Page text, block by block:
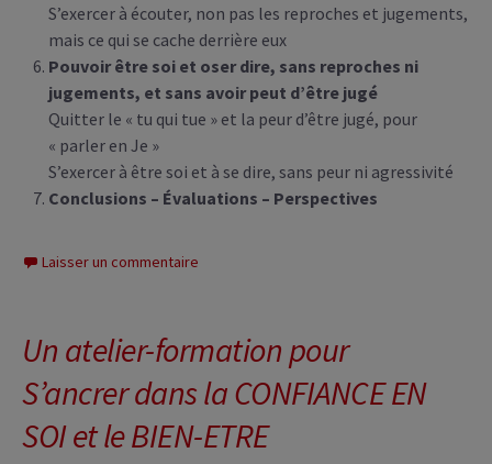
S’exercer à écouter, non pas les reproches et jugements,
mais ce qui se cache derrière eux
Pouvoir être soi et oser dire, sans reproches ni
jugements, et sans avoir peut d’être jugé
Quitter le « tu qui tue » et la peur d’être jugé, pour
« parler en Je »
S’exercer à être soi et à se dire, sans peur ni agressivité
Conclusions – Évaluations – Perspectives
Laisser un commentaire
Un atelier-formation pour
S’ancrer dans la CONFIANCE EN
SOI et le BIEN-ETRE